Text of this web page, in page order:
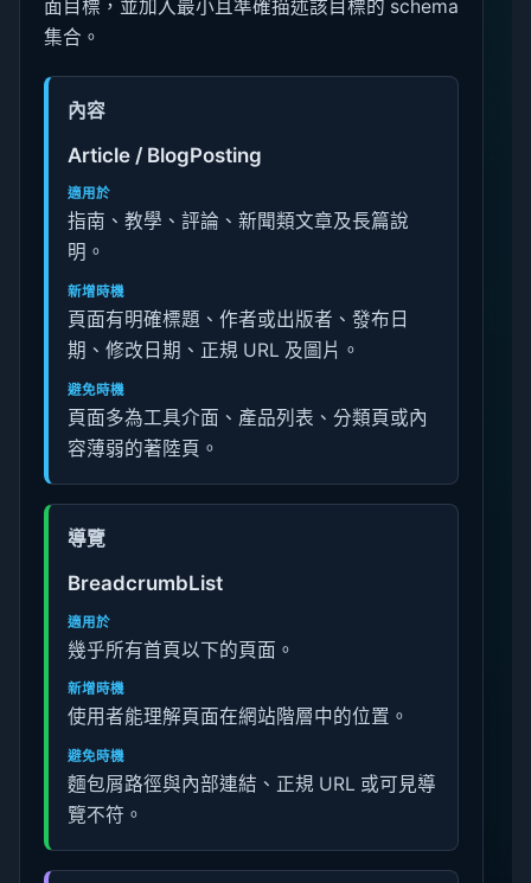
面目標，並加入最小且準確描述該目標的 schema
集合。
內容
Article / BlogPosting
適用於
指南、教學、評論、新聞類文章及長篇說
明。
新增時機
頁面有明確標題、作者或出版者、發布日
期、修改日期、正規 URL 及圖片。
避免時機
頁面多為工具介面、產品列表、分類頁或內
容薄弱的著陸頁。
導覽
BreadcrumbList
適用於
幾乎所有首頁以下的頁面。
新增時機
使用者能理解頁面在網站階層中的位置。
避免時機
麵包屑路徑與內部連結、正規 URL 或可見導
覽不符。